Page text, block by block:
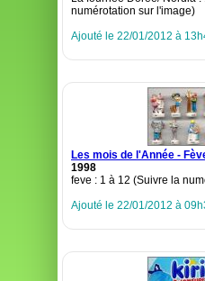
numérotation sur l'image)
Ajouté le 22/01/2012 à
Les mois de l'Année -
1998
feve : 1 à 12 (Suivre la
Ajouté le 22/01/2012 à